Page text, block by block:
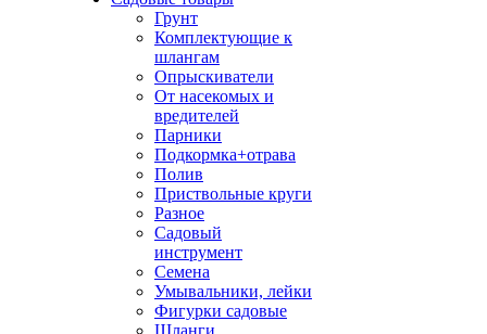
Грунт
Комплектующие к
шлангам
Опрыскиватели
От насекомых и
вредителей
Парники
Подкормка+отрава
Полив
Приствольные круги
Разное
Садовый
инструмент
Семена
Умывальники, лейки
Фигурки садовые
Шланги